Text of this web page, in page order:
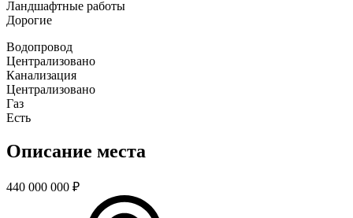
Ландшафтные работы
Дорогие
Водопровод
Централизовано
Канализация
Централизовано
Газ
Есть
Описание места
440 000 000 ₽